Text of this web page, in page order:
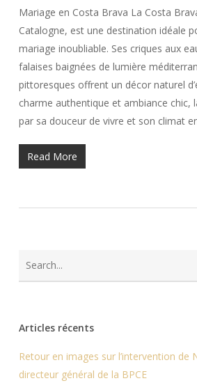
Mariage en Costa Brava La Costa
Catalogne, est une destination idéale
mariage inoubliable. Ses criques aux
falaises baignées de lumière
pittoresques offrent un décor naturel
charme authentique et ambiance chic,
par sa douceur de vivre et son climat
Read More
Articles récents
Retour en images sur l’intervention de
directeur général de la BPCE